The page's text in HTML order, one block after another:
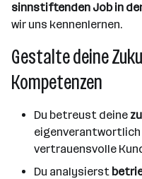
sinnstiftenden Job in
wir uns kennenlernen.
Gestalte deine
Kompetenzen
Du betreust deine
vertrauensvolle
Du analysierst